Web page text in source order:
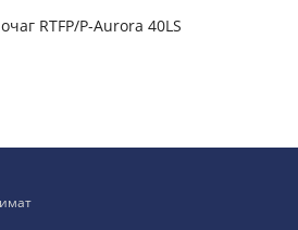
RTFP/P-Aurora 40LS